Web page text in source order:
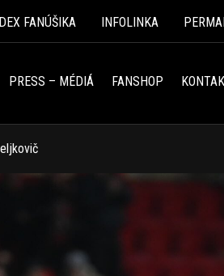
FANÚŠIKA INFOLINKA
PRESS – MÉDIÁ FANSHOP